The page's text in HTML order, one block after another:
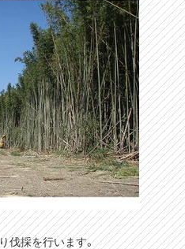
伐採を行います。